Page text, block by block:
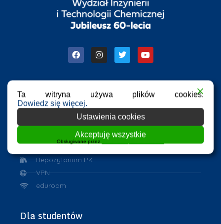
Przydatne linki
Azure Dev Tools for Teaching
ASAP
Repozytorium PK
VPN
eduroam
Dla studentów
Ta witryna używa plików cookies.
Dowiedz się więcej.
Ustawienia cookies
Akceptuję wszystkie
Obsługiwane przez WPLP Compliance Platform